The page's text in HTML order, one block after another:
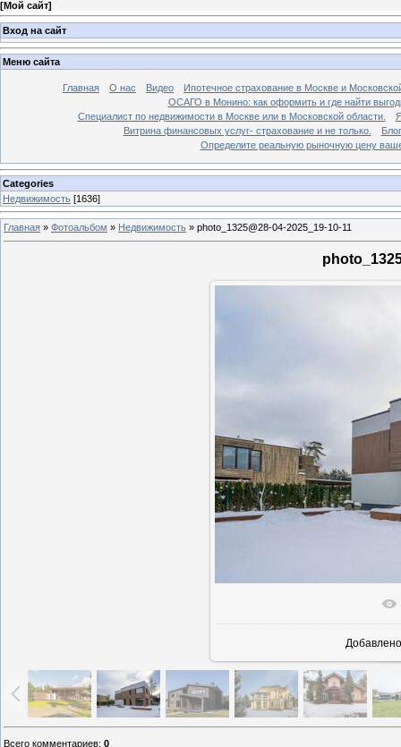
[Мой сайт]
Вход на сайт
Меню сайта
Главная О нас Видео
Ипотечное страхование в Москве и
ОСАГО в Монино: как оформить и где найти
Специалист по недвижимости в Москве или в Московской области.
Витрина финансовых услуг- страхование и не только.
Блог
Определите реальную рыночную цену
Categories
Недвижимость [1636]
Главная » Фотоальбом » Недвижимость » photo_1325@28-04-2025_19-10-11
В
Добавлено
Всего комментариев: 0